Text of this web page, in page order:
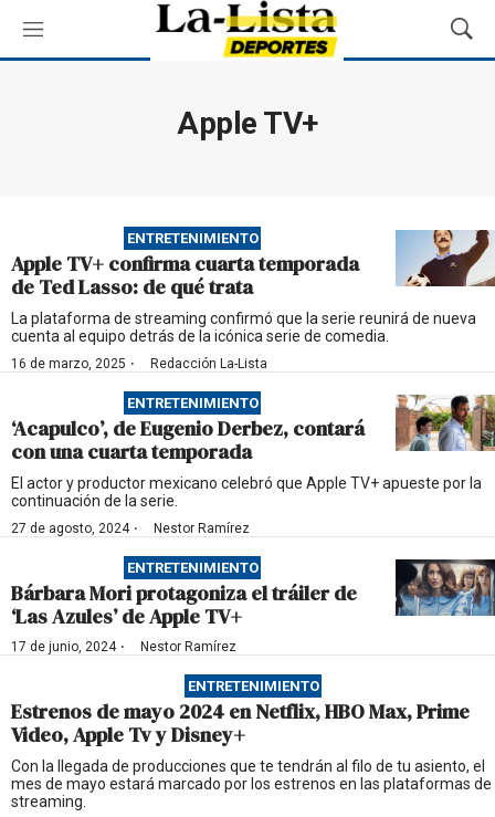
M
e
M
o
ú
s
q
u
e
Apple TV+
ENTRETENIMIENTO
Apple TV+ confirma cuarta temporada
de Ted Lasso: de qué trata
La plataforma de streaming confirmó que la serie reunirá de nueva
cuenta al equipo detrás de la icónica serie de comedia.
16 de marzo, 2025 · Redacción La-Lista
ENTRETENIMIENTO
‘Acapulco’, de Eugenio Derbez, contará
con una cuarta temporada
El actor y productor mexicano celebró que Apple TV+ apueste por la
continuación de la serie.
27 de agosto, 2024· Nestor Ramírez
ENTRETENIMIENTO
Bárbara Mori protagoniza el tráiler de
‘Las Azules’ de Apple TV+
17 de junio, 2024· Nestor Ramírez
ENTRETENIMIENTO
Estrenos de mayo 2024 en Netflix, HBO Max, Prime
Video, Apple Tv y Disney+
Con la llegada de producciones que te tendrán al filo de tu asiento, el
mes de mayo estará marcado por los estrenos en las plataformas de
streaming.